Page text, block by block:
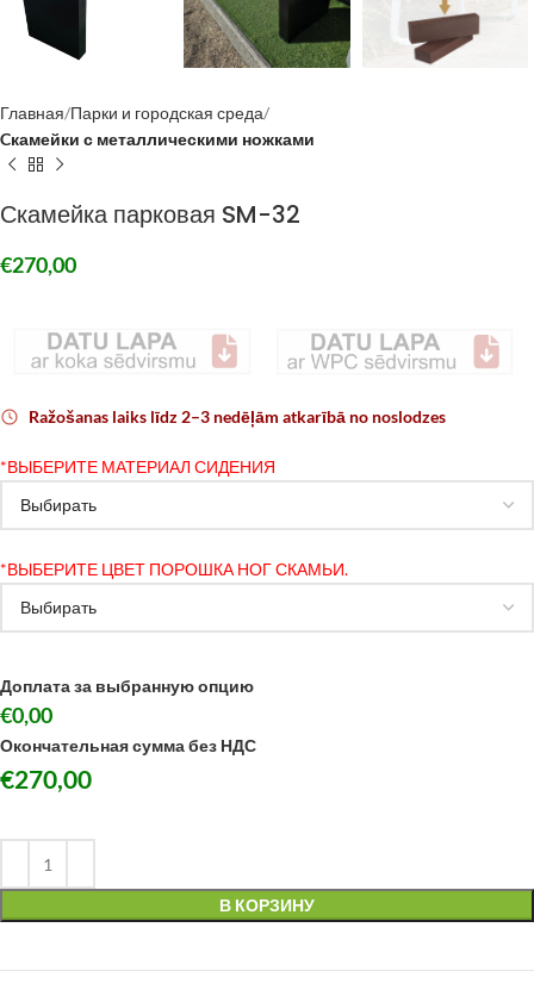
Главная Парки и городская среда
Cкамейки с металлическими ножками
Скамейка парковая SM-32
€270,00
Ražošanas laiks līdz 2–3 nedēļām atkarībā no noslodzes
*ВЫБЕРИТЕ МАТЕРИАЛ СИДЕНИЯ
*ВЫБЕРИТЕ ЦВЕТ ПОРОШКА НОГ СКАМЬИ.
Доплата за выбранную опцию
€0,00
Окончательная сумма без НДС
€270,00
В КОРЗИНУ